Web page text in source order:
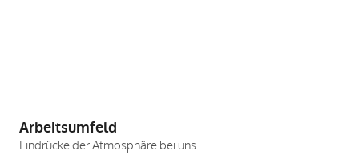
Arbeitsumfeld
Eindrücke der Atmosphäre bei uns